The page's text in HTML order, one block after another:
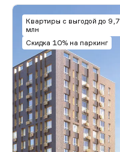
Квартиры с выгодой до 9,7
млн
Скидка 10% на паркинг